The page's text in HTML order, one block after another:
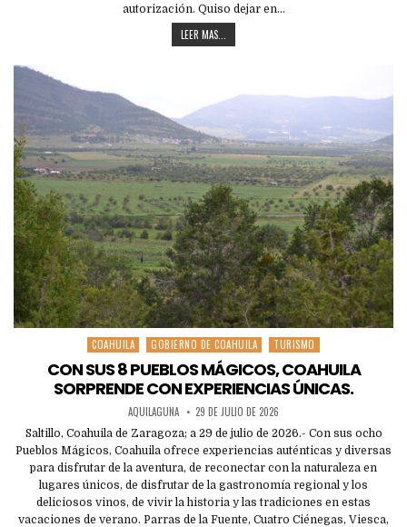
autorización. Quiso dejar en…
LEER MAS...
Posted
COAHUILA GOBIERNO DE COAHUILA TURISMO
CON SUS 8 PUEBLOS MÁGICOS, COAHUILA
SORPRENDE CON EXPERIENCIAS ÚNICAS.
AQUILAGUNA 29 DE JULIO DE 2026
Saltillo, Coahuila de Zaragoza; a 29 de julio de 2026.- Con sus ocho
Pueblos Mágicos, Coahuila ofrece experiencias auténticas y diversas
para disfrutar de la aventura, de reconectar con la naturaleza en
lugares únicos, de disfrutar de la gastronomía regional y los
deliciosos vinos, de vivir la historia y las tradiciones en estas
vacaciones de verano. Parras de la Fuente, Cuatro Ciénegas, Viesca,